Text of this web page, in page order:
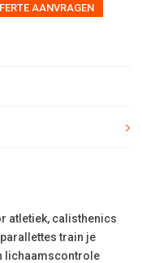
AANVRAGEN
atletiek, calisthenics
train je
lichaamscontrole